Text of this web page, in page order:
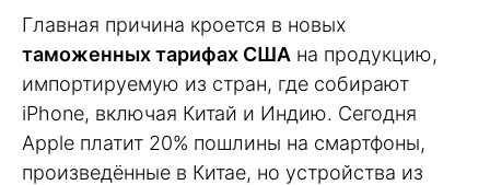
Главная причина кроется в новых
таможенных тарифах США на продукцию,
импортируемую из стран, где собирают
iPhone, включая Китай и Индию. Сегодня
Apple платит 20% пошлины на смартфоны,
произведённые в Китае, но устройства из